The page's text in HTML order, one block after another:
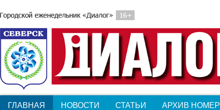
ГЛАВНАЯ НОВОСТИ СТАТЬИ АРХИВ